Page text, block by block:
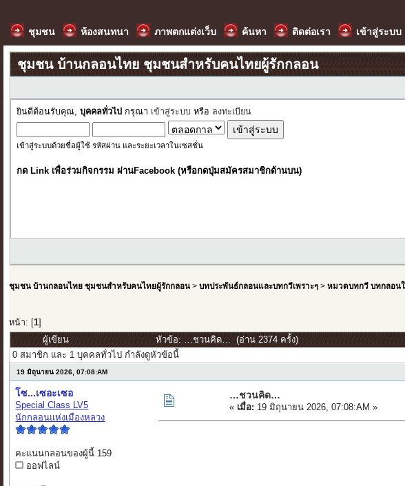
ชุมชน ห้องสนทนา ภาพตกแต่งเว็บ ค้นหา ติดต่อเรา เข้าสู่ระบบ
ชุมชน บ้านกลอนไทย ชุมชนสำหรับคนไทยผู้รักกลอน
ยินดีต้อนรับคุณ,บุคคลทั่วไป กรุณา เข้าสู่ระบบ หรือ ลงทะเบียน
เข้าสู่ระบบด้วยชื่อผู้ใช้ รหัสผ่าน และระยะเวลาในเซสชั่น
กด Link เพื่อร่วมกิจกรรม ผ่านFacebook (หรือกดปุ่มสมัครสมาชิกด้านบน)
ชุมชน บ้านกลอนไทย ชุมชนสำหรับคนไทยผู้รักกลอน >บทประพันธ์กลอนและบทกวีเพราะๆ >หมวดบทกวี บทกลอน
หน้า: [1
ผู้เขียน
หัวข้อ: …ชวนคิด… (อ่าน 2374 ครั้ง)
0 สมาชิก และ 1 บุคคลทั่วไป กำลังดูหัวข้อนี้
19 มิถุนายน 2026, 07:08:AM
โซ...เซอะเซอ
Special Class LV5
นักกลอนแห่งเมืองหลวง
คะแนนกลอนของผู้นี้ 159
ออฟไลน์
…ชวนคิด…
« เมื่อ: 19 มิถุนายน 2026, 07:08:AM »